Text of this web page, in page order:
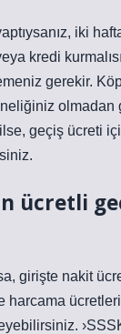
iki
kredi
gerekir.
olmadan
geçiş ücreti
ücretli
girişte nakit
harcama